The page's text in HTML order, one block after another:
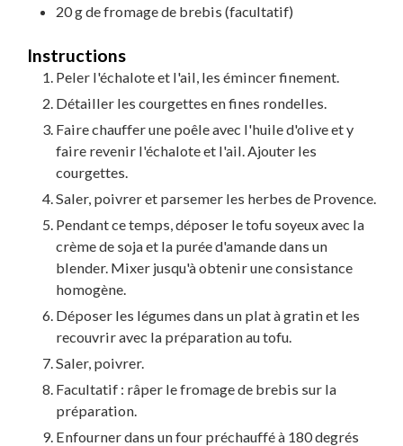
20gde fromage de brebis (facultatif)
Instructions
Peler l'échalote et l'ail, les émincer finement.
Détailler les courgettes en fines rondelles.
Faire chauffer une poêle avec l'huile d'olive et y
faire revenir l'échalote et l'ail. Ajouter les
courgettes.
Saler, poivrer et parsemer les herbes de Provence.
Pendant ce temps, déposer le tofu soyeux avec la
crème de soja et la purée d'amande dans un
blender. Mixer jusqu'à obtenir une consistance
homogène.
Déposer les légumes dans un plat à gratin et les
recouvrir avec la préparation au tofu.
Saler, poivrer.
Facultatif : râper le fromage de brebis sur la
préparation.
Enfourner dans un four préchauffé à 180 degrés